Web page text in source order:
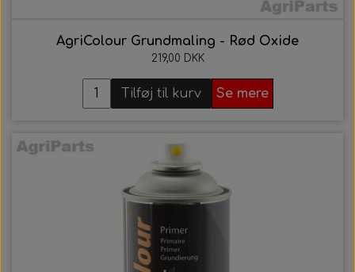
AgriColour Grundmaling - Rød Oxide
219,00 DKK
Tilføj til kurv Se mere